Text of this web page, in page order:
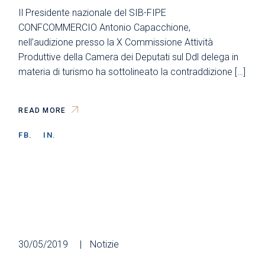
Il Presidente nazionale del SIB-FIPE
CONFCOMMERCIO Antonio Capacchione,
nell’audizione presso la X Commissione Attività
Produttive della Camera dei Deputati sul Ddl delega in
materia di turismo ha sottolineato la contraddizione […]
READ MORE
FB. IN.
30/05/2019 Notizie